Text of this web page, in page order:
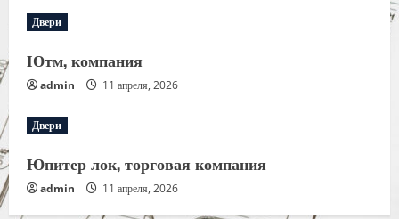
Двери
Ютм, компания
admin 11 апреля, 2026
Двери
Юпитер лок, торговая компания
admin 11 апреля, 2026